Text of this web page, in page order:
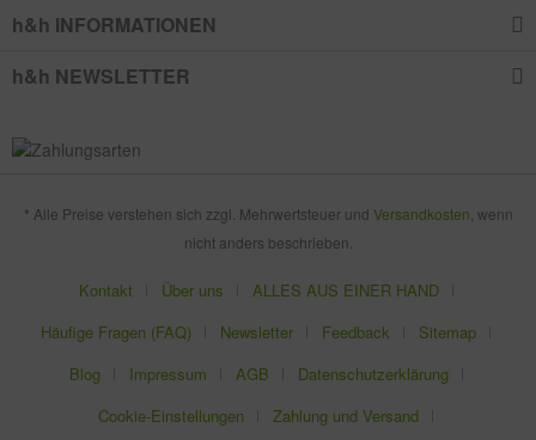
h&h INFORMATIONEN
h&h NEWSLETTER
* Alle Preise verstehen sich zzgl. Mehrwertsteuer und Versandkosten , wenn
nicht anders beschrieben.
Kontakt Über uns
ALLES AUS EINER HAND
Häufige Fragen (FAQ)
Newsletter Feedback
Sitemap
Blog
Impressum AGB
Datenschutzerklärung
Cookie-Einstellungen
Zahlung und Versand